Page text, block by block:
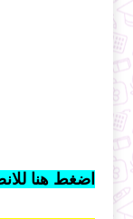
اضغط هنا